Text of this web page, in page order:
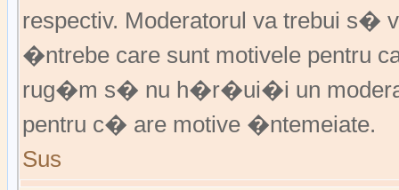
respectiv. Moderatorul va trebui
�ntrebe care sunt motivele
rug�m s� nu h�r�ui�i un
pentru c� are motive �ntemeiate.
Sus